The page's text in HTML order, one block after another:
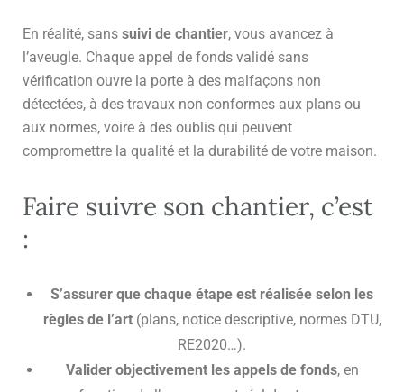
En réalité, sans suivi de chantier, vous avancez à
l’aveugle. Chaque appel de fonds validé sans
vérification ouvre la porte à des malfaçons non
détectées, à des travaux non conformes aux plans ou
aux normes, voire à des oublis qui peuvent
compromettre la qualité et la durabilité de votre maison.
Faire suivre son chantier, c’est
:
S’assurer que chaque étape est réalisée selon les
règles de l’art(plans, notice descriptive, normes DTU,
RE2020…).
Valider objectivement les appels de fonds, en